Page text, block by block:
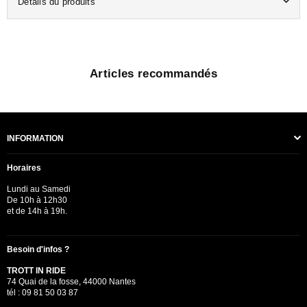
Articles recommandés
INFORMATION
Horaires
Lundi au Samedi
De 10h à 12h30
et de 14h à 19h.
Besoin d'infos ?
TROTT IN RIDE
74 Quai de la fosse, 44000 Nantes
tél : 09 81 50 03 87